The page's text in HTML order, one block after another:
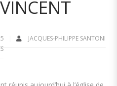
JACQUES-PHILIPPE SANTONI